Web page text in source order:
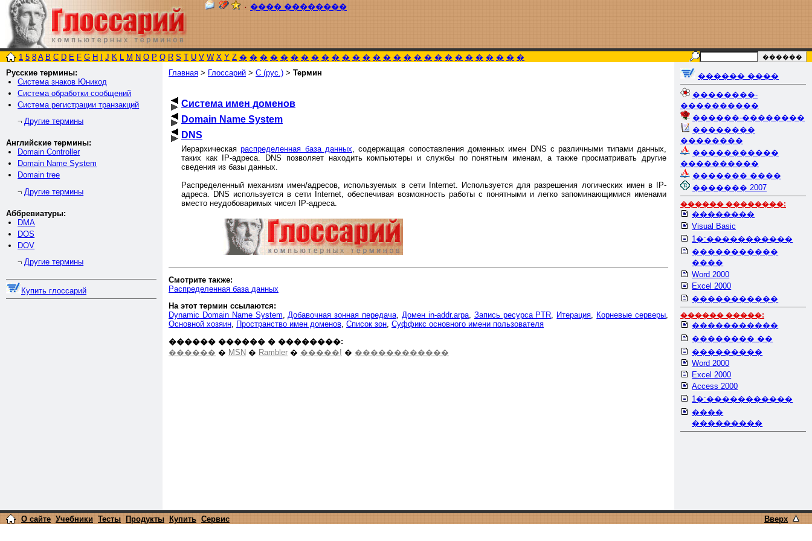
٠ ���� ��������
1 5 8 A B C D E F G H J K L M N O P Q R S T U V W X Y Z � � � � � � � � � � � � � � � � � � � � � � � � � � � �
Русские термины:
Система знаков Юникод
Система обработки сообщений
Система регистрации транзакций
¬ Другие термины
Английские термины:
Domain Controller
Domain Name System
Domain tree
¬ Другие термины
Аббревиатуры:
DMA
DOS
DOV
¬ Другие термины
Купить глоссарий
Главная > Глоссарий > С (рус.) > Термин
Система имен доменов
Domain Name System
DNS
Иерархическаяраспределенная база данных, содержащая сопоставления доменных имен DNS с различными типами данных,
таких как IP-адреса. DNS позволяет находить компьютеры и службы по понятным именам, а также просматривать другие
сведения из базы данных.
Распределенный механизм имен/адресов, используемых в сети Internet. Используется для разрешения логических имен в IP-
адреса. DNS используется в сети Internet, обеспечивая возможность работы с понятными и легко запоминающимися именами
вместо неудобоваримых чисел IP-адреса.
Смотрите также:
Распределенная база данных
На этот термин ссылаются:
Dynamic Domain Name System
Добавочная зонная передача Домен in-addr.arpa, Запись ресурса PTR Итерация Корневые серверы
Основной хозяин Пространство имен доменов Список зон Суффикс основного имени пользователя
������ ������ � ��������:
������ � MSN � Rambler � �����! � ������������
������ ����
��������-
����������
������-��������
��������
��������
�����������
����������
������� ����
������� 2007
������ ��������:
��������
Visual Basic
1�:�����������
�����������
����
Word 2000
Excel 2000
�����������
������ �����:
�����������
�������� ��
���������
Word 2000
Excel 2000
Access 2000
1�:�����������
����
���������
О сайте Учебники Тесты Продукты Купить Сервис Вверх